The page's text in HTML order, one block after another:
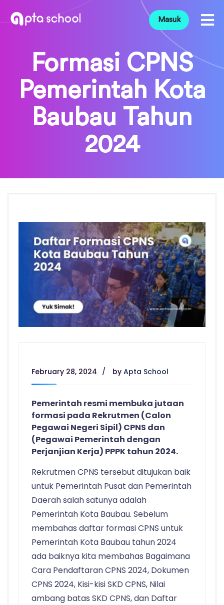
Masuk
Formasi CPNS
Pemerintah Kota
Baubau Tahun
2024
February 28, 2024 by Apta School
Pemerintah resmi membuka jutaan
formasi pada Rekrutmen (Calon
Pegawai Negeri Sipil) CPNS dan
(Pegawai Pemerintah dengan
Perjanjian Kerja) PPPK tahun 2024.
Rekrutmen CPNS tersebut ditujukan baik
untuk Pemerintah Pusat dan Pemerintah
Daerah salah satunya adalah
Pemerintah Kota Baubau. Sebelum
membahas daftar formasi CPNS untuk
Pemerintah Kota Baubau tahun 2024
ada baiknya kita membahas Bagaimana
Cara Pendaftaran CPNS 2024, Dokumen
CPNS 2024, Kisi-kisi SKD CPNS, Nilai
ambang batas SKD CPNS, dan Daftar